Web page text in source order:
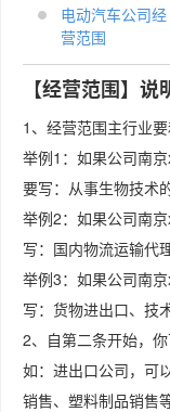
电动汽车公司经
营范围
【经营范围】说
1、经营范围主行业
举例1：如果公司南
要写：从事生物技术
举例2：如果公司南
写：国内物流运输代
举例3：如果公司南
写：货物进出口、技
2、自第二条开始，
如：进出口公司，可
销售、塑料制品销售等